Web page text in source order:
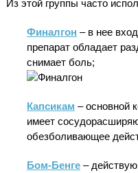
Из этой группы часто
Финалгон – в нее
препарат обладает
снимает боль;
Капсикам – основной
имеет
обезболивающее
Бом-Бенге–